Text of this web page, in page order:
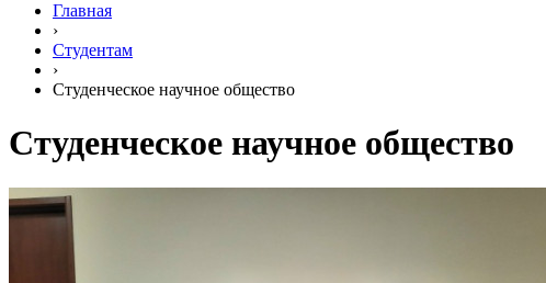
Главная
›
Студентам
›
Студенческое научное общество
Студенческое научное общество